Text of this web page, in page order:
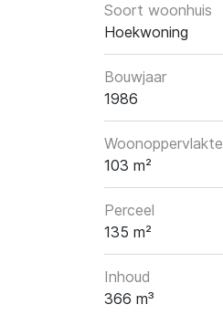
Soort woonhuis
Hoekwoning
Bouwjaar
1986
Woonoppervlakte
103 m²
Perceel
135 m²
Inhoud
366 m³